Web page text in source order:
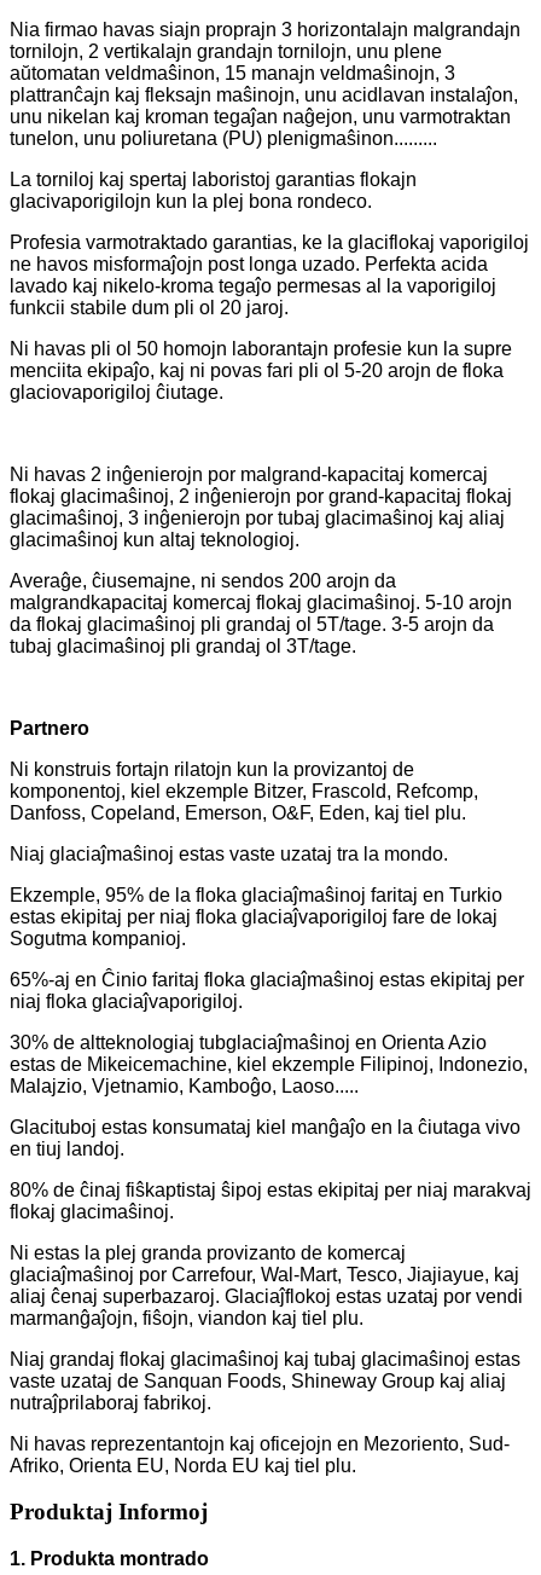
Nia firmao havas siajn proprajn 3 horizontalajn malgrandajn
tornilojn, 2 vertikalajn grandajn tornilojn, unu plene
aŭtomatan veldmaŝinon, 15 manajn veldmaŝinojn, 3
plattranĉajn kaj fleksajn maŝinojn, unu acidlavan instalaĵon,
unu nikelan kaj kroman tegaĵan naĝejon, unu varmotraktan
tunelon, unu poliuretana (PU) plenigmaŝinon.........
La torniloj kaj spertaj laboristoj garantias flokajn
glacivaporigilojn kun la plej bona rondeco.
Profesia varmotraktado garantias, ke la glaciflokaj vaporigiloj
ne havos misformaĵojn post longa uzado. Perfekta acida
lavado kaj nikelo-kroma tegaĵo permesas al la vaporigiloj
funkcii stabile dum pli ol 20 jaroj.
Ni havas pli ol 50 homojn laborantajn profesie kun la supre
menciita ekipaĵo, kaj ni povas fari pli ol 5-20 arojn de floka
glaciovaporigiloj ĉiutage.
Ni havas 2 inĝenierojn por malgrand-kapacitaj komercaj
flokaj glacimaŝinoj, 2 inĝenierojn por grand-kapacitaj flokaj
glacimaŝinoj, 3 inĝenierojn por tubaj glacimaŝinoj kaj aliaj
glacimaŝinoj kun altaj teknologioj.
Averaĝe, ĉiusemajne, ni sendos 200 arojn da
malgrandkapacitaj komercaj flokaj glacimaŝinoj. 5-10 arojn
da flokaj glacimaŝinoj pli grandaj ol 5T/tage. 3-5 arojn da
tubaj glacimaŝinoj pli grandaj ol 3T/tage.
Partnero
Ni konstruis fortajn rilatojn kun la provizantoj de
komponentoj, kiel ekzemple Bitzer, Frascold, Refcomp,
Danfoss, Copeland, Emerson, O&F, Eden, kaj tiel plu.
Niaj glaciaĵmaŝinoj estas vaste uzataj tra la mondo.
Ekzemple, 95% de la floka glaciaĵmaŝinoj faritaj en Turkio
estas ekipitaj per niaj floka glaciaĵvaporigiloj fare de lokaj
Sogutma kompanioj.
65%-aj en Ĉinio faritaj floka glaciaĵmaŝinoj estas ekipitaj per
niaj floka glaciaĵvaporigiloj.
30% de altteknologiaj tubglaciaĵmaŝinoj en Orienta Azio
estas de Mikeicemachine, kiel ekzemple Filipinoj, Indonezio,
Malajzio, Vjetnamio, Kamboĝo, Laoso.....
Glacituboj estas konsumataj kiel manĝaĵo en la ĉiutaga vivo
en tiuj landoj.
80% de ĉinaj fiŝkaptistaj ŝipoj estas ekipitaj per niaj marakvaj
flokaj glacimaŝinoj.
Ni estas la plej granda provizanto de komercaj
glaciaĵmaŝinoj por Carrefour, Wal-Mart, Tesco, Jiajiayue, kaj
aliaj ĉenaj superbazaroj. Glaciaĵflokoj estas uzataj por vendi
marmanĝaĵojn, fiŝojn, viandon kaj tiel plu.
Niaj grandaj flokaj glacimaŝinoj kaj tubaj glacimaŝinoj estas
vaste uzataj de Sanquan Foods, Shineway Group kaj aliaj
nutraĵprilaboraj fabrikoj.
Ni havas reprezentantojn kaj oficejojn en Mezoriento, Sud-
Afriko, Orienta EU, Norda EU kaj tiel plu.
Produktaj Informoj
1. Produkta montrado